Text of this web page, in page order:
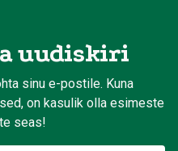
uudiskiri
sinu e-postile. Kuna
on kasulik olla esimeste
seas!